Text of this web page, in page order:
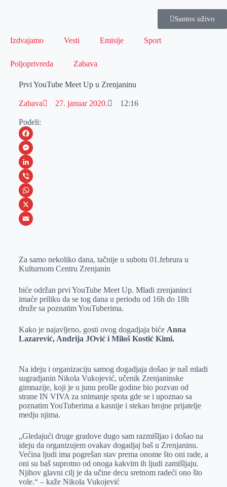
Santos uživo
Izdvajamo Vesti Emisije Sport
Poljoprivreda Zabava
Prvi YouTube Meet Up u Zrenjaninu
Zabava 27. januar 2020. 12:16
Podeli:
F
a
c
e
b
o
M
e
s
s
e
e
L
i
n
k
I
V
i
b
W
h
s
p
p
X
a
l
Za samo nekoliko dana, tačnije u subotu 01.februra u
Kulturnom Centru Zrenjanin
biće održan prvi YouTube Meet Up. Mladi zrenjaninci
imaće priliku da se tog dana u periodu od 16h do 18h
druže sa poznatim YouTuberima.
Kako je najavljeno, gosti ovog dogadjaja biće Anna
Lazarević, Andrija JOvić i Miloš Kostić Kimi.
Na ideju i organizaciju samog dogadjaja došao je naš mladi
sugradjanin Nikola Vukojević, učenik Zrenjaninske
gimnazije, koji je u junu prošle godine bio pozvan od
strane IN VIVA za snimanje spota gde se i upoznao sa
poznatim YouTuberima a kasnije i stekao brojne prijatelje
medju njima.
„Gledajući druge gradove dugo sam razmišljao i došao na
ideju da organizujem ovakav dogadjaj baš u Zrenjaninu.
Većina ljudi ima pogrešan stav prema onome što oni rade, a
oni su baš suprotno od onoga kakvim ih ljudi zamišljaju.
Njihov glavni cilj je da učine decu sretnom radeći ono što
vole.“ – kaže Nikola Vukojević